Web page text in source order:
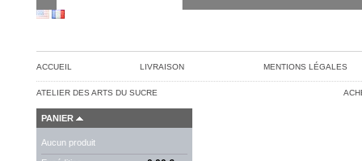
ACCUEIL LIVRAISON MENTIONS LÉGALES
ATELIER DES ARTS DU SUCRE
PANIER
Aucun produit